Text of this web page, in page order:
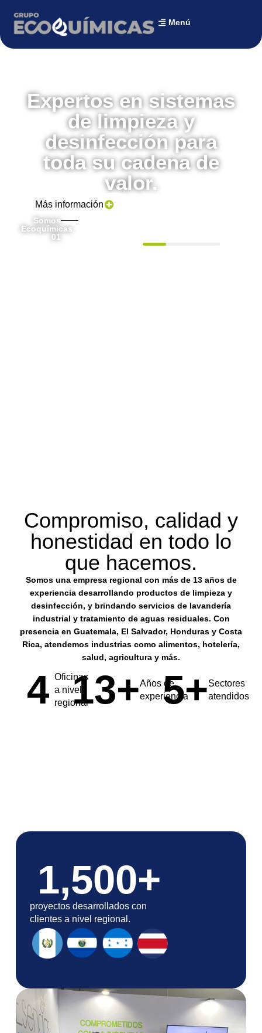
Menú
Expertos en sistemas
de limpieza y
desinfección para
toda su cadena de
valor.
Más información
Somos
Ecoquímicas
01
Tus aliados
Compromiso, calidad y
honestidad en todo lo
que hacemos.
Somos una empresa regional con más de 13 años de
experiencia desarrollando productos de limpieza y
desinfección, y brindando servicios de lavandería
industrial y tratamiento de aguas residuales. Con
presencia en Guatemala, El Salvador, Honduras y Costa
Rica, atendemos industrias como alimentos, hotelería,
salud, agricultura y más.
Oficinas
a nivel
regional
4
Años de
experiencia
13+
Sectores
atendidos
5+
proyectos desarrollados con
clientes a nivel regional.
1,500+